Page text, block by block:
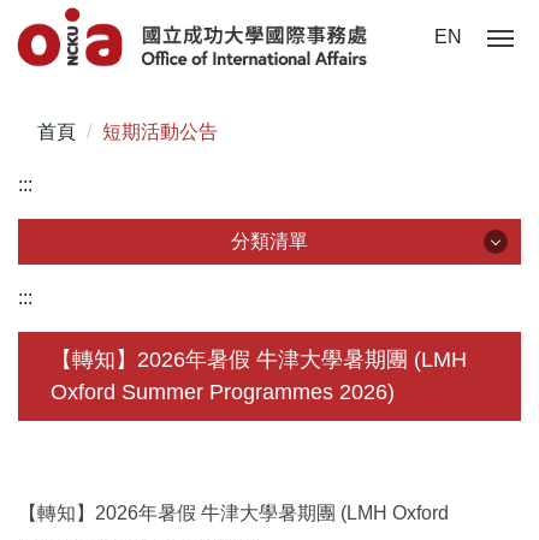
到
區
EN
首頁 短期活動公告
:::
分類清單
關於我們
未來學生
在校須知
:::
【轉知】2026年暑假 牛津大學暑期團 (LMH
Oxford Summer Programmes 2026)
【轉知】2026年暑假 牛津大學暑期團 (LMH Oxford